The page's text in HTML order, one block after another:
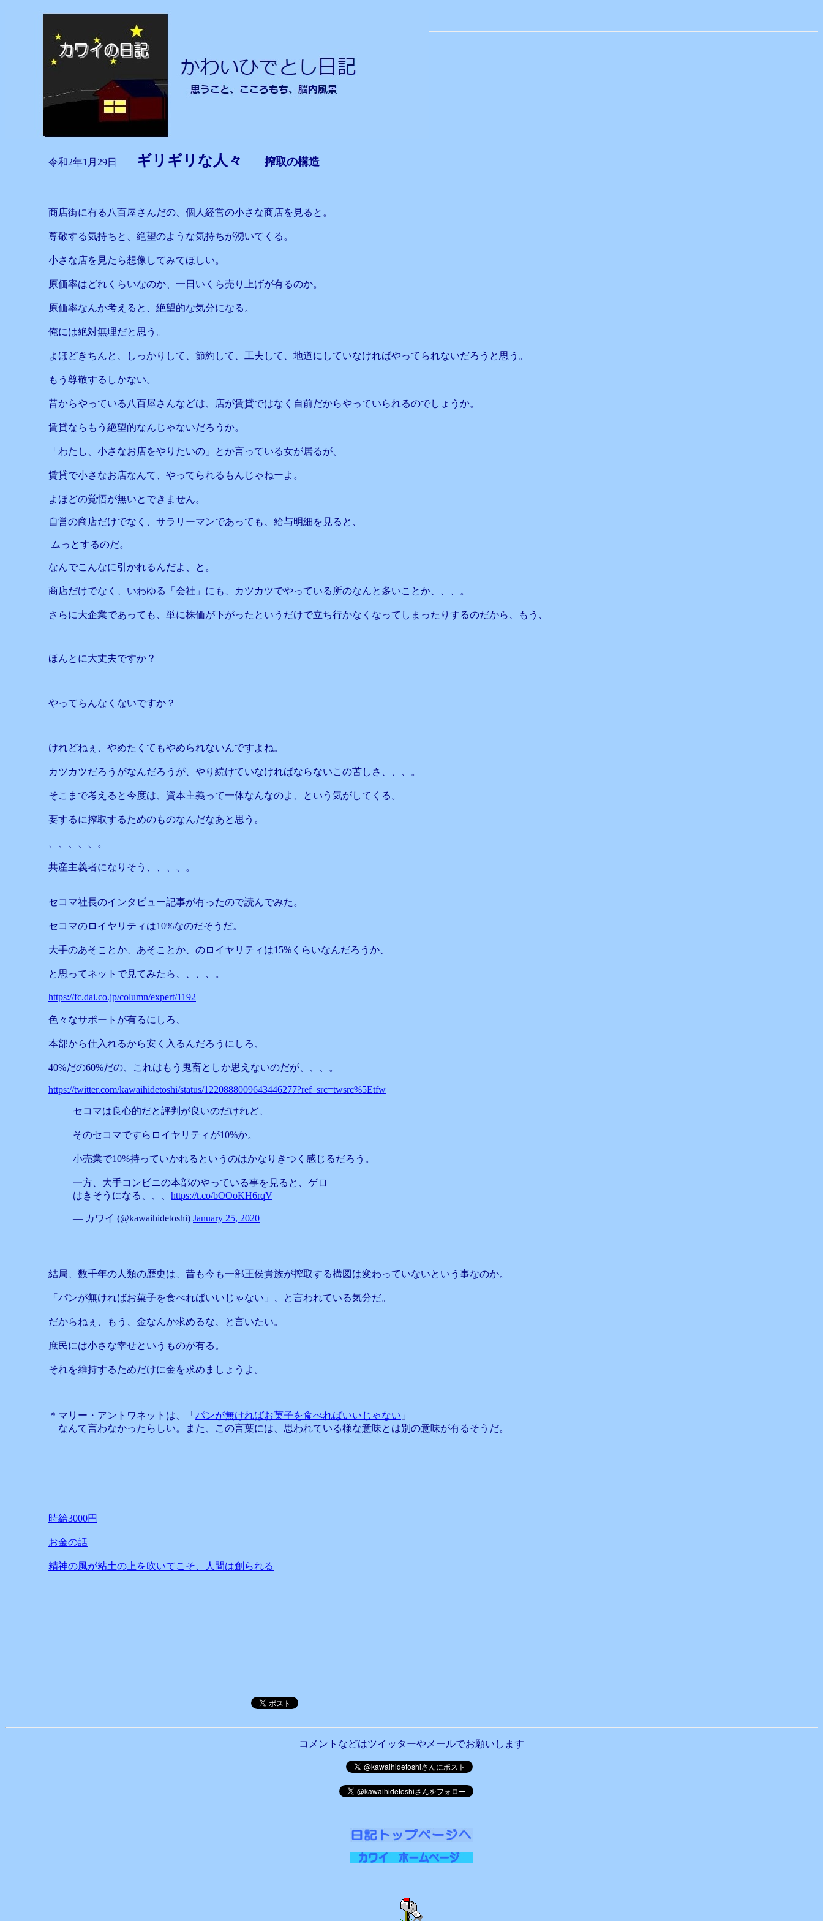
令和2年1月29日 ギリギリな人々 搾取の構造
商店街に有る八百屋さんだの、個人経営の小さな商店を見ると。
尊敬する気持ちと、絶望のような気持ちが湧いてくる。
小さな店を見たら想像してみてほしい。
原価率はどれくらいなのか、一日いくら売り上げが有るのか。
原価率なんか考えると、絶望的な気分になる。
俺には絶対無理だと思う。
よほどきちんと、しっかりして、節約して、工夫して、地道にしていなければやってられないだろうと思う。
もう尊敬するしかない。
昔からやっている八百屋さんなどは、店が賃貸ではなく自前だからやっていられるのでしょうか。
賃貸ならもう絶望的なんじゃないだろうか。
「わたし、小さなお店をやりたいの」とか言っている女が居るが、
賃貸で小さなお店なんて、やってられるもんじゃねーよ。
よほどの覚悟が無いとできません。
自営の商店だけでなく、サラリーマンであっても、給与明細を見ると、
ムっとするのだ。
なんでこんなに引かれるんだよ、と。
商店だけでなく、いわゆる「会社」にも、カツカツでやっている所のなんと多いことか、、、。
さらに大企業であっても、単に株価が下がったというだけで立ち行かなくなってしまったりするのだから、もう、
ほんとに大丈夫ですか？
やってらんなくないですか？
けれどねぇ、やめたくてもやめられないんですよね。
カツカツだろうがなんだろうが、やり続けていなければならないこの苦しさ、、、。
そこまで考えると今度は、資本主義って一体なんなのよ、という気がしてくる。
要するに搾取するためのものなんだなあと思う。
、、、、、。
共産主義者になりそう、、、、。
セコマ社長のインタビュー記事が有ったので読んでみた。
セコマのロイヤリティは10%なのだそうだ。
大手のあそことか、あそことか、のロイヤリティは15%くらいなんだろうか、
と思ってネットで見てみたら、、、、。
https://fc.dai.co.jp/column/expert/1192
色々なサポートが有るにしろ、
本部から仕入れるから安く入るんだろうにしろ、
40%だの60%だの、これはもう鬼畜としか思えないのだが、、、。
https://twitter.com/kawaihidetoshi/status/1220888009643446277?ref_src=twsrc%5Etfw
セコマは良心的だと評判が良いのだけれど、
そのセコマですらロイヤリティが10%か。
小売業で10%持っていかれるというのはかなりきつく感じるだろう。
一方、大手コンビニの本部のやっている事を見ると、ゲロ
はきそうになる、、、 https://t.co/bOOoKH6rqV
— カワイ (@kawaihidetoshi) January 25, 2020
結局、数千年の人類の歴史は、昔も今も一部王侯貴族が搾取する構図は変わっていないという事なのか。
「パンが無ければお菓子を食べればいいじゃない」、と言われている気分だ。
だからねぇ、もう、金なんか求めるな、と言いたい。
庶民には小さな幸せというものが有る。
それを維持するためだけに金を求めましょうよ。
＊マリー・アントワネットは、「 パンが無ければお菓子を食べればいいじゃない 」
なんて言わなかったらしい。また、この言葉には、思われている様な意味とは別の意味が有るそうだ。
時給3000円
お金の話
精神の風が粘土の上を吹いてこそ、人間は創られる
コメントなどはツイッターやメールでお願いします